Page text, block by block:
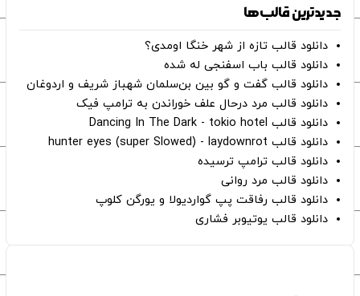
جدیدترین قالب‌ها
دانلود قالب تازه از شهر خنگا اومدی؟
دانلود قالب باب اسفنجی له شده
دانلود قالب گفت و گو بین بن‌سلمان شهباز شریف و اردوغان
دانلود قالب مرد درحال علف خوراندن به ترامپ فیک
دانلود قالب Dancing In The Dark - tokio hotel
دانلود قالب hunter eyes (super Slowed) - laydownrot
دانلود قالب ترامپ ترسیده
دانلود قالب مرد روانی
دانلود قالب رفاقت پپ گواردیولا و یورگن کلوپ
دانلود قالب یوتیوبر فشاری